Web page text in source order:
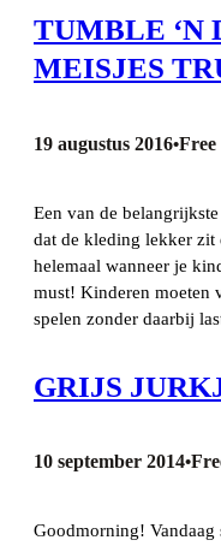
TUMBLE ‘N
MEISJES
19 augustus 2016•Free
Een van de
dat de kleding lekker zit
helemaal wanneer je
must! Kinderen moeten
spelen zonder daarbij
GRIJS
10 september 2014•
Goodmorning! Vandaag